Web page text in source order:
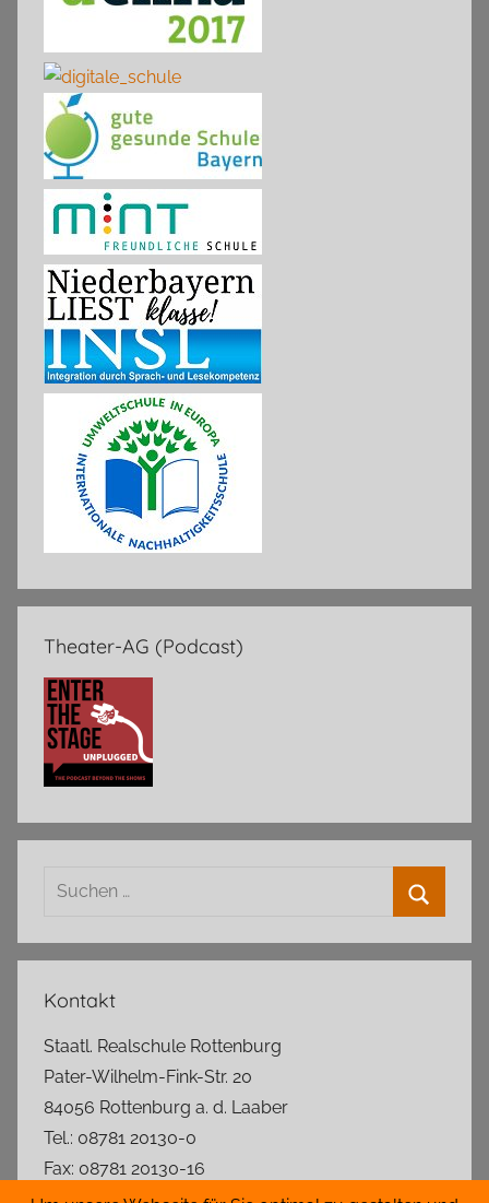
Theater-AG (Podcast)
Suchen
Kontakt
Staatl. Realschule Rottenburg
Pater-Wilhelm-Fink-Str. 20
84056 Rottenburg a. d. Laaber
Tel.: 08781 20130-0
Fax: 08781 20130-16